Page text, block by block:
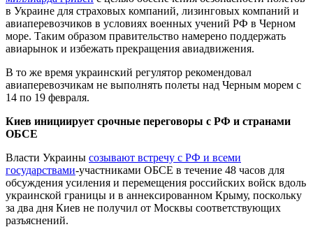
в Украине для страховых компаний, лизинговых компаний и
авиаперевозчиков в условиях военных учений РФ в Черном
море. Таким образом правительство намерено поддержать
авиарынок и избежать прекращения авиадвижения.
В то же время украинский регулятор рекомендовал
авиаперевозчикам не выполнять полеты над Черным морем с
14 по 19 февраля.
Киев инициирует срочные переговоры с РФ и странами
ОБСЕ
Власти Украины созывают встречу с РФ и всеми
государствами-участниками ОБСЕ в течение 48 часов для
обсуждения усиления и перемещения российских войск вдоль
украинской границы и в аннексированном Крыму, поскольку
за два дня Киев не получил от Москвы соответствующих
разъяснений.